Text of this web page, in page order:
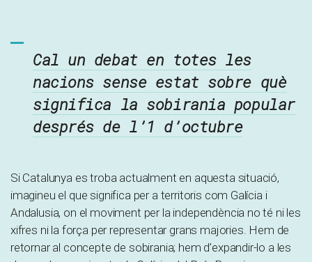
Cal un debat en totes les
nacions sense estat sobre què
significa la sobirania popular
després de l’1 d’octubre
Si Catalunya es troba actualment en aquesta situació,
imagineu el que significa per a territoris com Galícia i
Andalusia, on el moviment per la independència no té ni les
xifres ni la força per representar grans majories. Hem de
retornar al concepte de sobirania; hem d’expandir-lo a les